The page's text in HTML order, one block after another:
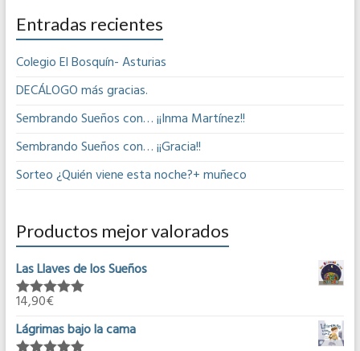
Entradas recientes
Colegio El Bosquín- Asturias
DECÁLOGO más gracias.
Sembrando Sueños con… ¡¡Inma Martínez!!
Sembrando Sueños con… ¡¡Gracia!!
Sorteo ¿Quién viene esta noche?+ muñeco
Productos mejor valorados
Las Llaves de los Sueños
Valorado en
14,90€
Lágrimas bajo la cama